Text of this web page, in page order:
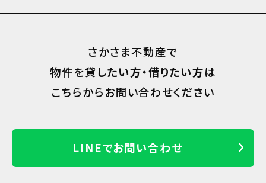
さかさま不動産で
物件を貸したい方・借りたい方は
こちらからお問い合わせください
LINEでお問い合わせ